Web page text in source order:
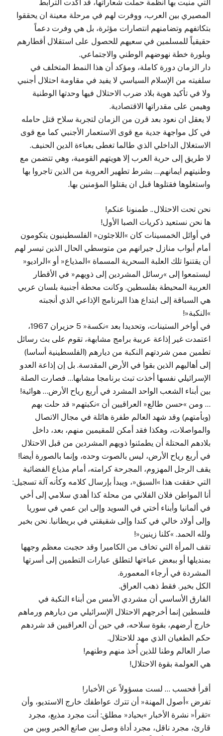
التي منيت بها أنظمة حملت شعاراتها، قد أكدت الترابط
المصيري بين العرب، ووفرت لهم في مرحلة معينة ان يحققوا
بتكاتفهم وتضامنهم انتصارات مؤثرة، بل هي وفرت دعماً
حقيقياً للمسلمين في سعيهم للحصول على استقلال أقطارهم
وبلورة خطة نهوضهم الوطني والاجتماعي.
دار الزمان دورة كاملة، ومؤكد أن هذا النمط المتخلف في
سلفيته من الإسلام السياسي لا يفيد في مقاومة احتلال أجنبي
ولا في تأكيد هوية بلاد ضرب الاحتلال فيها وحدتها الوطنية
وهيمن على مقدراتها الاقتصادية.
لا يعقل ان نعود بعد قرن من الزمان لتجربة سلاح قتل حامله
في كل مواجهة جدية مع قوى الاستعمار الأجنبي كما مع قوى
الاستغلال الداخلي الذي طالما تغطى بعباءة الدين الحنيف.
لا طريق إلى حرية العرب إلا هويتهم القومية، وهي تتضمن مع
وطنيتهم ايمانهم… بشرط تطهير العروبة من الذين تاجروا بها
واستغلوها فقتلوها قبل ان يقتلوا المؤمنين بها.
نحن تحت الاحتلال.. طمنونا عنكم!
ها نحن نستعيد ذكريات الصبا الأول!
في أوائل الخمسينات كان »اللاجئون« الفلسطينيون يتكومون
أمام أبواب منازل جيرانهم من متوسطي الحال الذين تيسر لهم
أن يقتنوا تلك العلبة السحرية المسماة »المذياع« أو »الراديو«
ليستمعوا إلى »رسائل المشردين إلى ذويهم« في الأقطار
العربية المحيطة بفلسطين. وكانت محطة أجنبية بلسان عربي
هي السباقة إلى ابتداع هذا البرنامج الإذاعي الذي أنجبته
»النكبة«!
في أواخر الستينات، وتحديدا بعد »نكسة« 5 حزيران 1967،
اعتمدت غير إذاعة عربية برامج مشابهة، تقوم على بث رسائل
تطمين ممن شردتهم النكبة من ديارهم (الفلسطينية أساسا)
إلى أهاليهم الذين بقوا في الأرض المقدسة. بل إن إذاعة العدو
الإسرائيلي نفسها أخذت تبث برنامجا مشابها… فصارت الصلة
بين أبناء الشعب الواحد المشرد في أربع رياح الأرض… هوائية!
… ومن »حسن طالع« العراقيين أن »نكبتهم« قد حلت بهم
(وبأمتهم) وقد شهد العالم طفرة هائلة في مجال الاتصال
والمواصلات، وهكذا فقد أمكن للمقيمين منهم، بعد، داخل
بلادهم المحتلة أن يطمئنوا ذويهم المشردين من قبل الاحتلال
في أربع رياح الأرض، ليس بالصوت وحده، وإنما بالصورة أيضا!
يقف الرجل المهزوم، المجرحة كرامته، أمام مذياع الفضائية
التي حققت هذا »السبق«، ويبدأ بإرسال كلامه وكأنه آلة تسجيل:
أنا المواطن فلان الفلاني من محلة كذا أهدي سلامي إلى أخي
في ألمانيا وأبناء أختي في السويد وإلى ابن عمي في سوريا
وإلى أولاد خالي في كندا وإلى شقيقتي في بريطانيا. نحن بخير
ولله الحمد. »كلنا زينين«!
تقف المرأة التي تخاف من الكاميرا وقد حجبت معظم وجهها
بمنديلها أو ببعض عباءتها لتطلق عبارات التطمين إلى أسرتها
المشردة في أرجاء المعمورة.
الكل بخير. فقط ذهب العراق.
الفارق الأساسي أن مشردي الأمس من أبناء النكبة في
فلسطين إنما أخرجهم الاحتلال الإسرائيلي من ديارهم ورماهم
خارج أرضهم، بقوة سلاحه، في حين أن العراقيين قد شردهم
حكم الطغيان الذي مهد للاحتلال.
صار العالم وطنا للذين أُخذ منهم وطنهم!
هي العولمة بقوة الاحتلال!
أقرأ فحسب … لست مسؤولاً عن الأخبار!
تفرض »أصول المهنة« أن تترك عواطفك خارج الاستديو، وأن
»تقرأ« نشرة الأخبار »بحياد« مطلق: أنت مجرد مذيع، مجرد
قارئ، مجرد ناقل، مجرد أداة وصل بين صانع الخبر وبين من